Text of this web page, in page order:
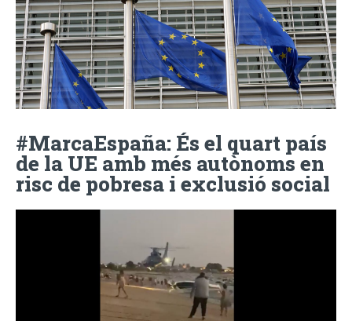
#MarcaEspaña: És el quart país
de la UE amb més autònoms en
risc de pobresa i exclusió social